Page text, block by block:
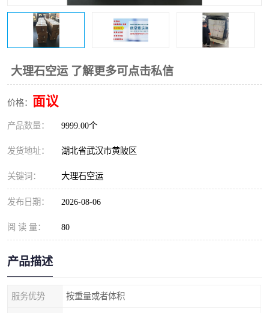
大理石空运 了解更多可点击私信
价格： 面议
产品数量： 9999.00个
发货地址： 湖北省武汉市黄陂区
关键词： 大理石空运
发布日期： 2026-08-06
阅 读 量： 80
产品描述
服务优势 按重量或者体积